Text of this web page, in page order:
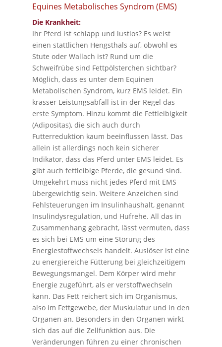
Equines Metabolisches Syndrom (EMS)
Die Krankheit:
Ihr Pferd ist schlapp und lustlos? Es weist
einen stattlichen Hengsthals auf, obwohl es
Stute oder Wallach ist? Rund um die
Schweifrübe sind Fettpölsterchen sichtbar?
Möglich, dass es unter dem Equinen
Metabolischen Syndrom, kurz EMS leidet. Ein
krasser Leistungsabfall ist in der Regel das
erste Symptom. Hinzu kommt die Fettleibigkeit
(Adipositas), die sich auch durch
Futterreduktion kaum beeinflussen lässt. Das
allein ist allerdings noch kein sicherer
Indikator, dass das Pferd unter EMS leidet. Es
gibt auch fettleibige Pferde, die gesund sind.
Umgekehrt muss nicht jedes Pferd mit EMS
übergewichtig sein. Weitere Anzeichen sind
Fehlsteuerungen im Insulinhaushalt, genannt
Insulindysregulation, und Hufrehe. All das in
Zusammenhang gebracht, lässt vermuten, dass
es sich bei EMS um eine Störung des
Energiestoffwechsels handelt. Auslöser ist eine
zu energiereiche Fütterung bei gleichzeitigem
Bewegungsmangel. Dem Körper wird mehr
Energie zugeführt, als er verstoffwechseln
kann. Das Fett reichert sich im Organismus,
also im Fettgewebe, der Muskulatur und in den
Organen an. Besonders in den Organen wirkt
sich das auf die Zellfunktion aus. Die
Veränderungen führen zu einer chronischen